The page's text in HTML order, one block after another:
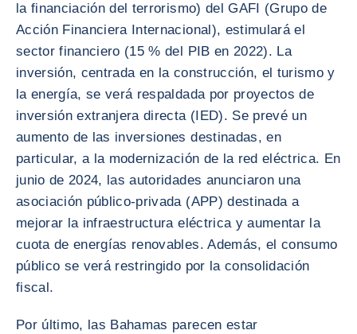
la financiación del terrorismo) del GAFI (Grupo de
Acción Financiera Internacional), estimulará el
sector financiero (15 % del PIB en 2022). La
inversión, centrada en la construcción, el turismo y
la energía, se verá respaldada por proyectos de
inversión extranjera directa (IED). Se prevé un
aumento de las inversiones destinadas, en
particular, a la modernización de la red eléctrica. En
junio de 2024, las autoridades anunciaron una
asociación público-privada (APP) destinada a
mejorar la infraestructura eléctrica y aumentar la
cuota de energías renovables. Además, el consumo
público se verá restringido por la consolidación
fiscal.
Por último, las Bahamas parecen estar